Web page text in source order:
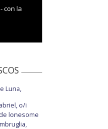
con la
Luna,
o/i
lonesome